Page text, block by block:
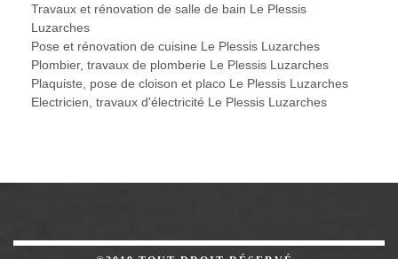
Travaux et rénovation de salle de bain Le Plessis
Luzarches
Pose et rénovation de cuisine Le Plessis Luzarches
Plombier, travaux de plomberie Le Plessis Luzarches
Plaquiste, pose de cloison et placo Le Plessis Luzarches
Electricien, travaux d'électricité Le Plessis Luzarches